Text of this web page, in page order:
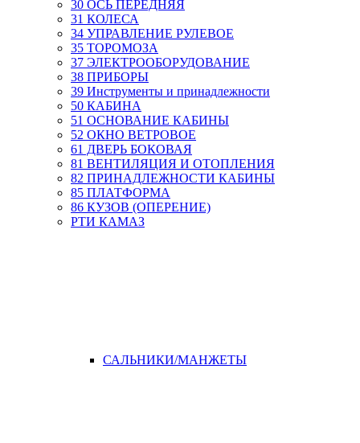
30 ОСЬ ПЕРЕДНЯЯ
31 КОЛЕСА
34 УПРАВЛЕНИЕ РУЛЕВОЕ
35 ТОРОМОЗА
37 ЭЛЕКТРООБОРУДОВАНИЕ
38 ПРИБОРЫ
39 Инструменты и принадлежности
50 КАБИНА
51 ОСНОВАНИЕ КАБИНЫ
52 ОКНО ВЕТРОВОЕ
61 ДВЕРЬ БОКОВАЯ
81 ВЕНТИЛЯЦИЯ И ОТОПЛЕНИЯ
82 ПРИНАДЛЕЖНОСТИ КАБИНЫ
85 ПЛАТФОРМА
86 КУЗОВ (ОПЕРЕНИЕ)
РТИ КАМАЗ
САЛЬНИКИ/МАНЖЕТЫ